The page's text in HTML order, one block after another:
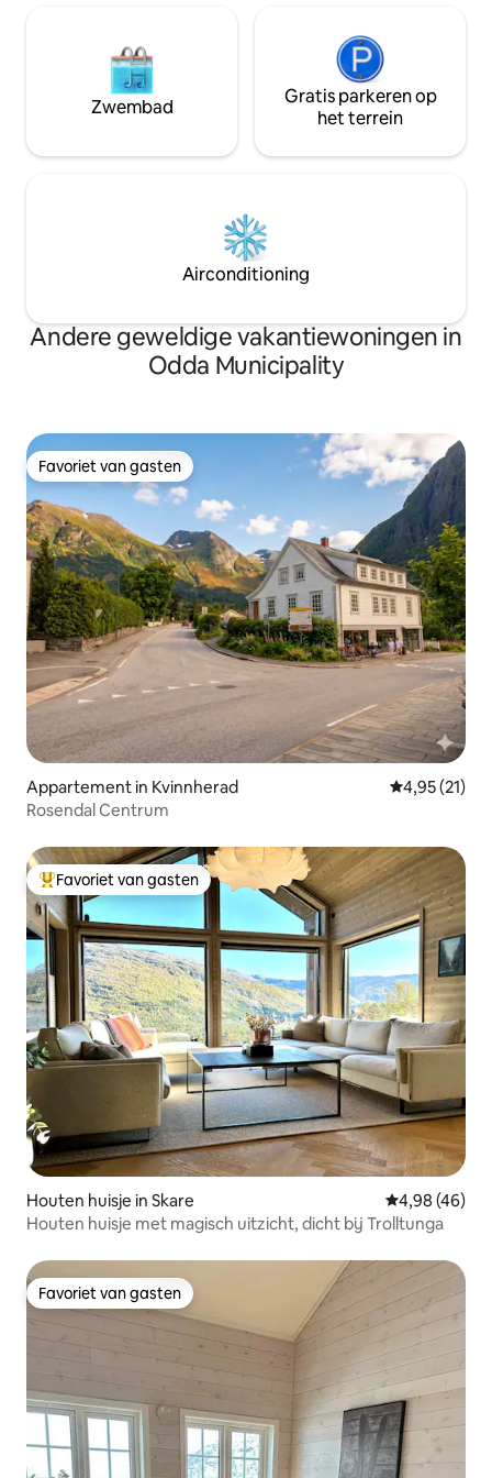
Zwembad
Gratis parkeren op
het terrein
Airconditioning
Andere geweldige vakantiewoningen in
Odda Municipality
Favoriet van gasten
Favoriet van gasten
Appartement in Kvinnherad Gemiddelde
4,95 (21)
Rosendal Centrum
Topfavoriet van gasten
Favoriet van gasten
Houten huisje in Skare Gemiddelde
4,98 (46)
Houten huisje met magisch uitzicht, dicht bij Trolltunga
Favoriet van gasten
Favoriet van gasten